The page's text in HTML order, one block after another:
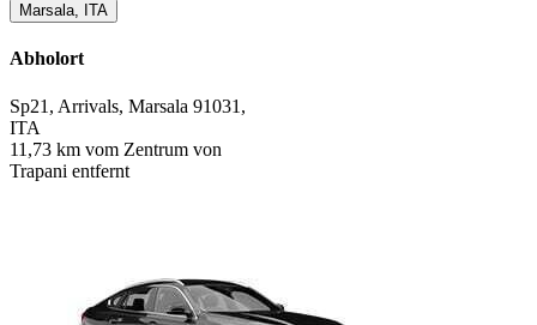
Marsala, ITA
Abholort
Sp21, Arrivals, Marsala 91031,
ITA
11,73 km vom Zentrum von
Trapani entfernt